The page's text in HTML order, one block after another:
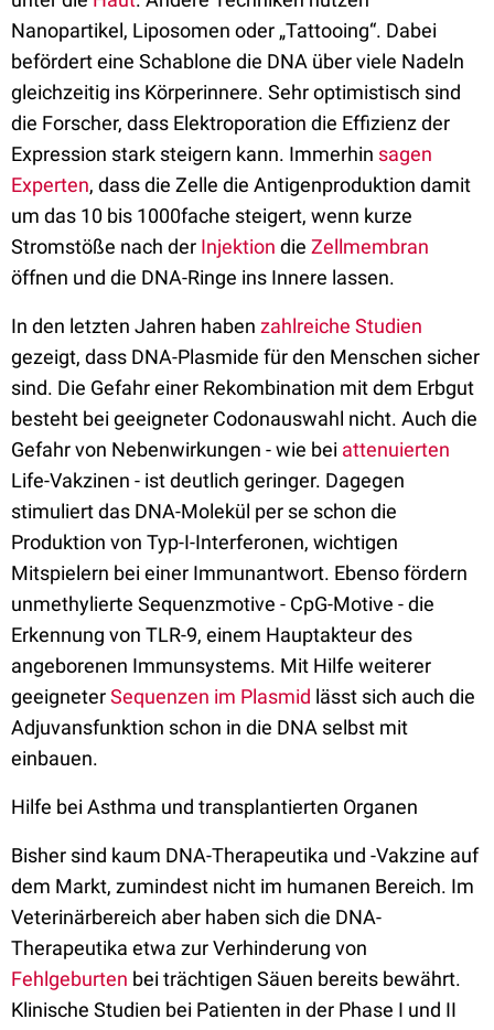
Nanopartikel, Liposomen oder „Tattooing“. Dabei
befördert eine Schablone die DNA über viele Nadeln
gleichzeitig ins Körperinnere. Sehr optimistisch sind
die Forscher, dass Elektroporation die Effizienz der
Expression stark steigern kann. Immerhin sagen
Experten, dass die Zelle die Antigenproduktion damit
um das 10 bis 1000fache steigert, wenn kurze
Stromstöße nach der Injektion die Zellmembran
öffnen und die DNA-Ringe ins Innere lassen.
In den letzten Jahren haben zahlreiche Studien
gezeigt, dass DNA-Plasmide für den Menschen sicher
sind. Die Gefahr einer Rekombination mit dem Erbgut
besteht bei geeigneter Codonauswahl nicht. Auch die
Gefahr von Nebenwirkungen - wie bei attenuierten
Life-Vakzinen - ist deutlich geringer. Dagegen
stimuliert das DNA-Molekül per se schon die
Produktion von Typ-I-Interferonen, wichtigen
Mitspielern bei einer Immunantwort. Ebenso fördern
unmethylierte Sequenzmotive - CpG-Motive - die
Erkennung von TLR-9, einem Hauptakteur des
angeborenen Immunsystems. Mit Hilfe weiterer
geeigneterSequenzen im Plasmid lässt sich auch die
Adjuvansfunktion schon in die DNA selbst mit
einbauen.
Hilfe bei Asthma und transplantierten Organen
Bisher sind kaum DNA-Therapeutika und -Vakzine auf
dem Markt, zumindest nicht im humanen Bereich. Im
Veterinärbereich aber haben sich die DNA-
Therapeutika etwa zur Verhinderung von
Fehlgeburten bei trächtigen Säuen bereits bewährt.
Klinische Studien bei Patienten in der Phase I und II